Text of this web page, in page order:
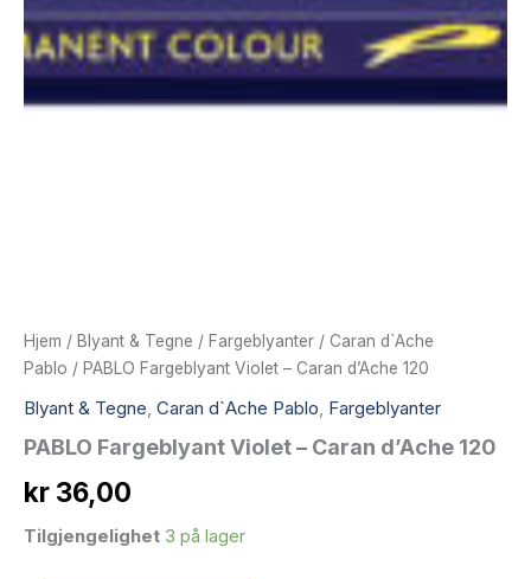
Hjem / Blyant & Tegne / Fargeblyanter / Caran d`Ache
Pablo / PABLO Fargeblyant Violet – Caran d’Ache 120
Blyant & Tegne, Caran d`Ache Pablo, Fargeblyanter
PABLO Fargeblyant Violet – Caran d’Ache 120
kr 36,00
Tilgjengelighet 3 på lager